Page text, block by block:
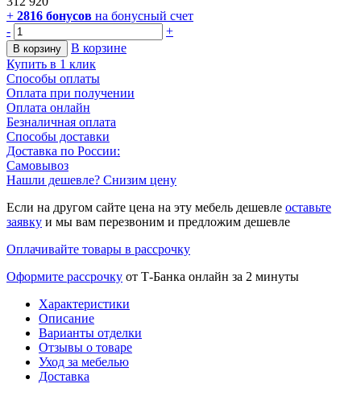
+ 2816 бонусов на бонусный счет
-
+
В корзину
В корзине
Купить в 1 клик
Способы оплаты
Оплата при получении
Оплата онлайн
Безналичная оплата
Способы доставки
Доставка по России:
Самовывоз
Нашли дешевле? Снизим цену
Если на другом сайте цена на эту мебель дешевле оставьте
заявку и мы вам перезвоним и предложим дешевле
Оплачивайте товары в рассрочку
Оформите рассрочку от Т-Банка онлайн за 2 минуты
Характеристики
Описание
Варианты отделки
Отзывы о товаре
Уход за мебелью
Доставка